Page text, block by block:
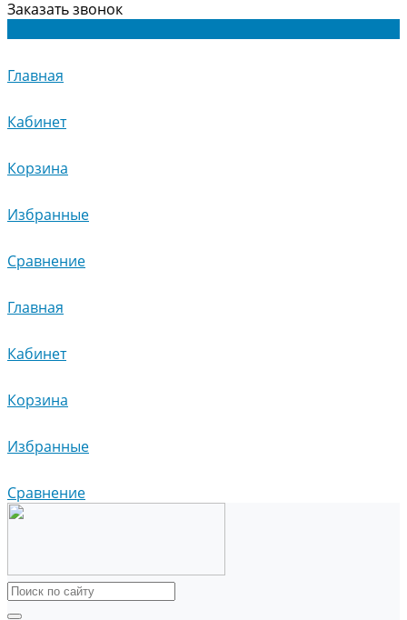
Заказать звонок
Главная
Кабинет
Корзина
Избранные
Сравнение
Главная
Кабинет
Корзина
Избранные
Сравнение